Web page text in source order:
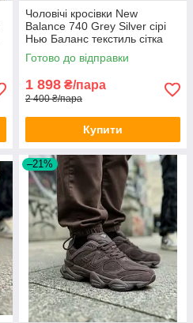
Чоловічі кросівки New
Balance 740 Grey Silver сірі
Нью Баланс текстиль сітка
дихаючі весна літо для
хлопців
Готово до відправки
1 898 ₴/пара
2 400 ₴/пара
Купити
–21%